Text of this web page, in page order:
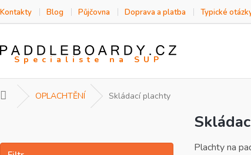
na
obsah
Kontakty Blog Půjčovna Doprava a platba Typické
Domů OPLACHTĚNÍ Skládací plachty
s
Plachty na